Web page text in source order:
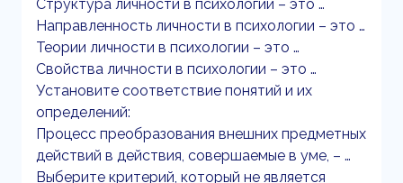
Структура личности в психологии – это …
Направленность личности в психологии – это …
Теории личности в психологии – это …
Свойства личности в психологии – это …
Установите соответствие понятий и их
определений:
Процесс преобразования внешних предметных
действий в действия, совершаемые в уме, – …
Выберите критерий, который не является